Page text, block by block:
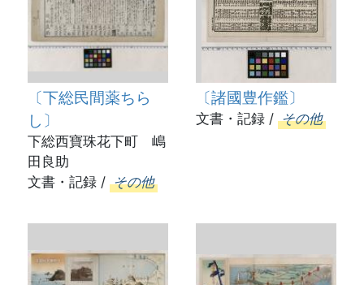
〔下総民間薬ちら
し〕
下総西寶珠花下町 嶋
田良助
文書・記録 / その他
〔諸國豊作鑑〕
文書・記録 / その他